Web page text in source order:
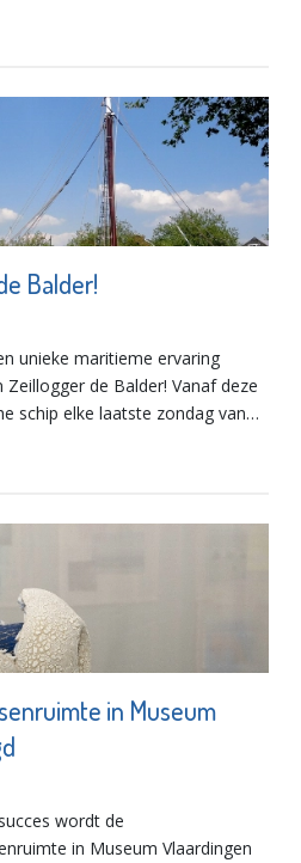
de a...
Balder!
unieke maritieme ervaring
de Balder! Vanaf deze
schip elke laatste zondag van
in Museum
wordt de
in Museum Vlaardingen